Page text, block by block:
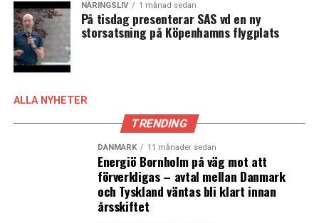
NÄRINGSLIV 1 månad sedan
På tisdag presenterar SAS vd en ny
storsatsning på Köpenhamns flygplats
ALLA NYHETER
TRENDING
DANMARK 11 månader sedan
Energiö Bornholm på väg mot att
förverkligas – avtal mellan Danmark
och Tyskland väntas bli klart innan
årsskiftet